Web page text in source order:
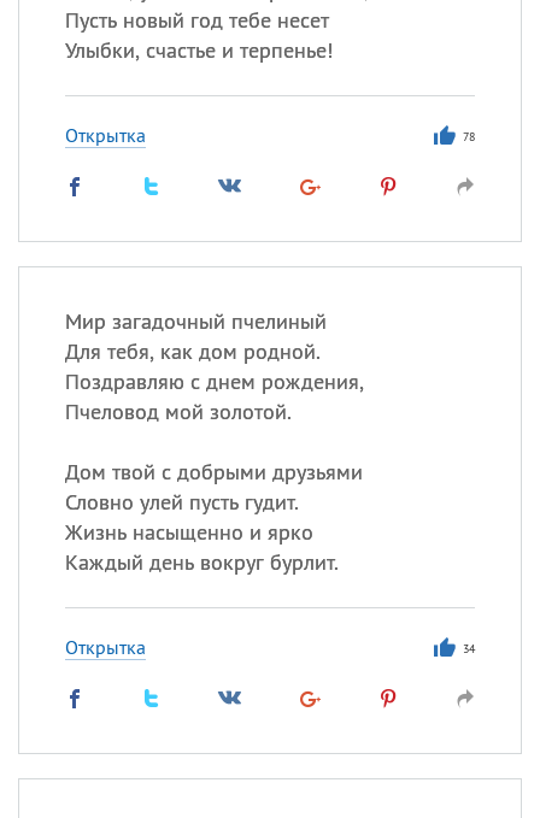
Пусть новый год тебе несет
Улыбки, счастье и терпенье!
Открытка 78
Мир загадочный пчелиный
Для тебя, как дом родной.
Поздравляю с днем рождения,
Пчеловод мой золотой.
Дом твой с добрыми друзьями
Словно улей пусть гудит.
Жизнь насыщенно и ярко
Каждый день вокруг бурлит.
Открытка 34